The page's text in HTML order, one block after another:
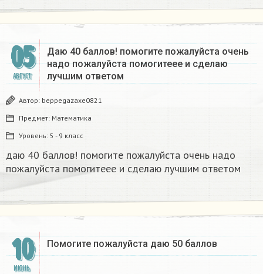
05
АВГУСТ
Даю 40 баллов! помогите пожалуйста очень
надо пожалуйста помогитеее и сделаю
лучшим ответом ​
Автор: beppegazaxe0821
Предмет: Математика
Уровень: 5 - 9 класс
даю 40 баллов! помогите пожалуйста очень надо
пожалуйста помогитеее и сделаю лучшим ответом ​
10
ИЮНЬ
Помогите пожалуйста даю 50 баллов​